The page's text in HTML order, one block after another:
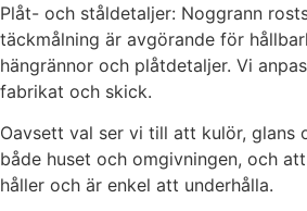
Plåt- och ståldetaljer: Noggrann
täckmålning är avgörande för
hängrännor och plåtdetaljer. Vi
fabrikat och skick.
Oavsett val ser vi till att kulör, glans
både huset och omgivningen, och
håller och är enkel att underhålla.